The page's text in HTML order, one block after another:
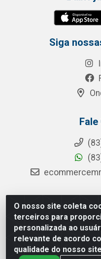
O nosso site coleta
terceiros para
personalizada ao
relevante de acordo
qualidade do nosso
Siga
MR Distribuidora - Rua
Distrito Industrial,
CNPJ